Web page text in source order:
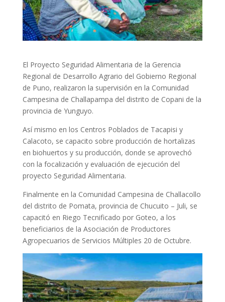
El Proyecto Seguridad Alimentaria de la Gerencia
Regional de Desarrollo Agrario del Gobierno Regional
de Puno, realizaron la supervisión en la Comunidad
Campesina de Challapampa del distrito de Copani de la
provincia de Yunguyo.
Así mismo en los Centros Poblados de Tacapisi y
Calacoto, se capacito sobre producción de hortalizas
en biohuertos y su producción, donde se aprovechó
con la focalización y evaluación de ejecución del
proyecto Seguridad Alimentaria.
Finalmente en la Comunidad Campesina de Challacollo
del distrito de Pomata, provincia de Chucuito – Juli, se
capacitó en Riego Tecnificado por Goteo, a los
beneficiarios de la Asociación de Productores
Agropecuarios de Servicios Múltiples 20 de Octubre.